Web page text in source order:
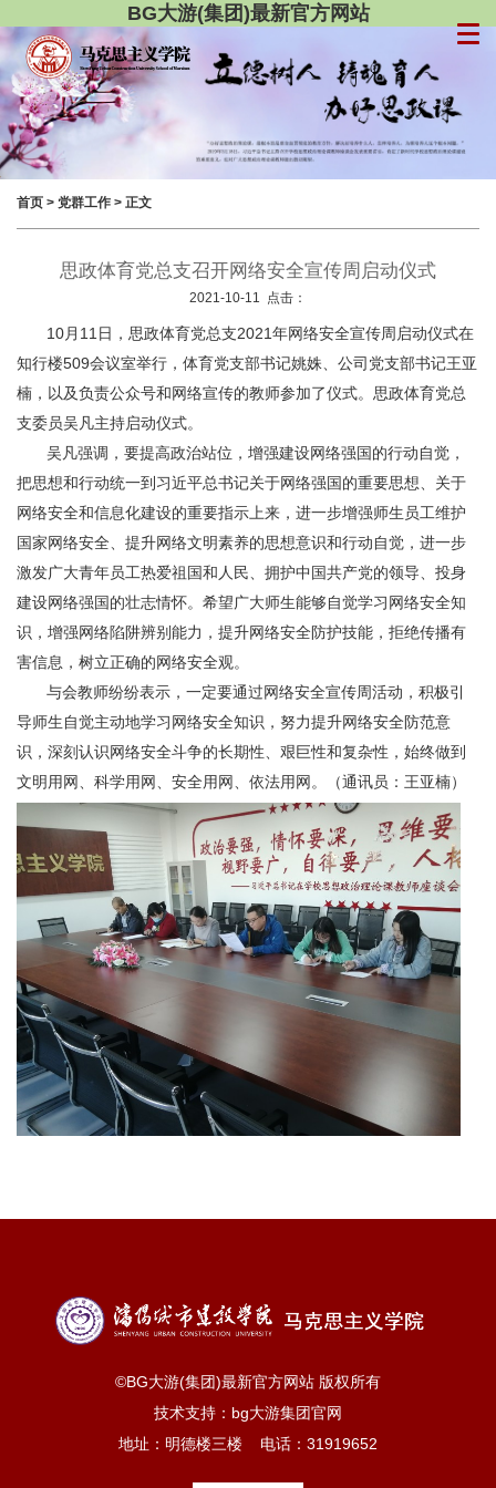
BG大游(集团)最新官方网站
首页 > 党群工作 > 正文
思政体育党总支召开网络安全宣传周启动仪式
2021-10-11 点击：
10月11日，思政体育党总支2021年网络安全宣传周启动仪式在
知行楼509会议室举行，体育党支部书记姚姝、公司党支部书记王亚
楠，以及负责公众号和网络宣传的教师参加了仪式。思政体育党总
支委员吴凡主持启动仪式。
吴凡强调，要提高政治站位，增强建设网络强国的行动自觉，
把思想和行动统一到习近平总书记关于网络强国的重要思想、关于
网络安全和信息化建设的重要指示上来，进一步增强师生员工维护
国家网络安全、提升网络文明素养的思想意识和行动自觉，进一步
激发广大青年员工热爱祖国和人民、拥护中国共产党的领导、投身
建设网络强国的壮志情怀。希望广大师生能够自觉学习网络安全知
识，增强网络陷阱辨别能力，提升网络安全防护技能，拒绝传播有
害信息，树立正确的网络安全观。
与会教师纷纷表示，一定要通过网络安全宣传周活动，积极引
导师生自觉主动地学习网络安全知识，努力提升网络安全防范意
识，深刻认识网络安全斗争的长期性、艰巨性和复杂性，始终做到
文明用网、科学用网、安全用网、依法用网。（通讯员：王亚楠）
©BG大游(集团)最新官方网站 版权所有
技术支持： bg大游集团官网
地址：明德楼三楼 电话：31919652